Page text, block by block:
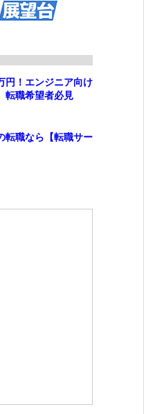
円！エンジニア向け
転職希望者必見
転職なら【転職サー